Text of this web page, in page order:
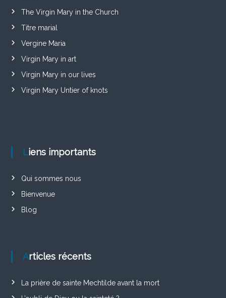
The Virgin Mary in the Church
Titre marial
Vergine Maria
Virgin Mary in art
Virgin Mary in our lives
Virgin Mary Untier of knots
Liens importants
Qui sommes nous
Bienvenue
Blog
Articles récents
La prière de sainte Mechtilde avant la mort